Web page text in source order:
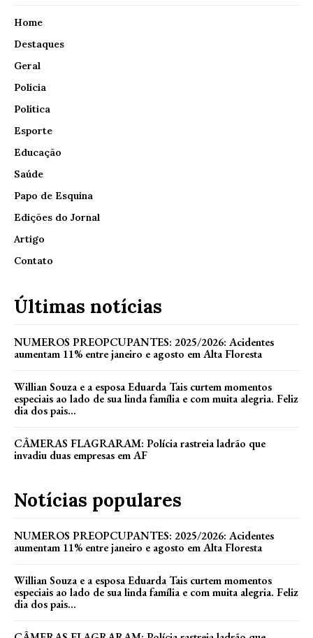
Home
Destaques
Geral
Polícia
Política
Esporte
Educação
Saúde
Papo de Esquina
Edições do Jornal
Artigo
Contato
Últimas notícias
NUMEROS PREOPCUPANTES: 2025/2026: Acidentes
aumentam 11% entre janeiro e agosto em Alta Floresta
Willian Souza e a esposa Eduarda Tais curtem momentos
especiais ao lado de sua linda família e com muita alegria. Feliz
dia dos pais...
CÂMERAS FLAGRARAM: Polícia rastreia ladrão que
invadiu duas empresas em AF
Notícias populares
NUMEROS PREOPCUPANTES: 2025/2026: Acidentes
aumentam 11% entre janeiro e agosto em Alta Floresta
Willian Souza e a esposa Eduarda Tais curtem momentos
especiais ao lado de sua linda família e com muita alegria. Feliz
dia dos pais...